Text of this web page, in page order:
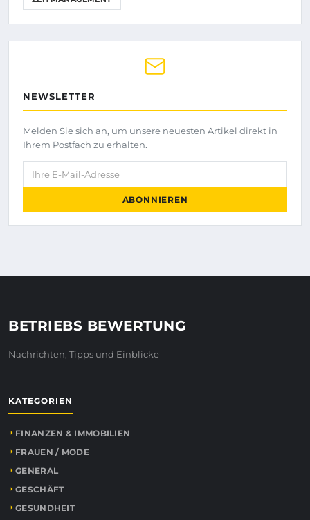
NEWSLETTER
Melden Sie sich an, um unsere neuesten Artikel direkt in
Ihrem Postfach zu erhalten.
Ihre E-Mail-Adresse
ABONNIEREN
BETRIEBS BEWERTUNG
Nachrichten, Tipps und Einblicke
KATEGORIEN
FINANZEN & IMMOBILIEN
FRAUEN / MODE
GENERAL
GESCHÄFT
GESUNDHEIT